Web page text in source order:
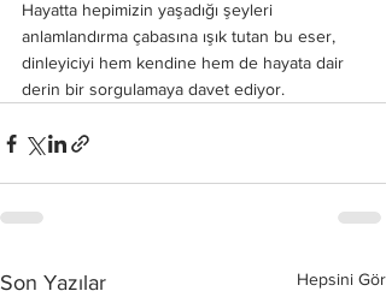
Hayatta hepimizin yaşadığı şeyleri
anlamlandırma çabasına ışık tutan bu eser,
dinleyiciyi hem kendine hem de hayata dair
derin bir sorgulamaya davet ediyor.
Son Yazılar Hepsini Gör